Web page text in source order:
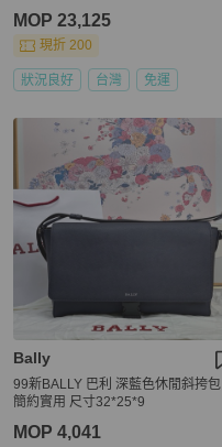
MOP 23,125
現折 200
狀況良好 台灣 免運
Bally
99新BALLY 巴利 深藍色休閒斜挎包
簡約實用 尺寸32*25*9
MOP 4,041